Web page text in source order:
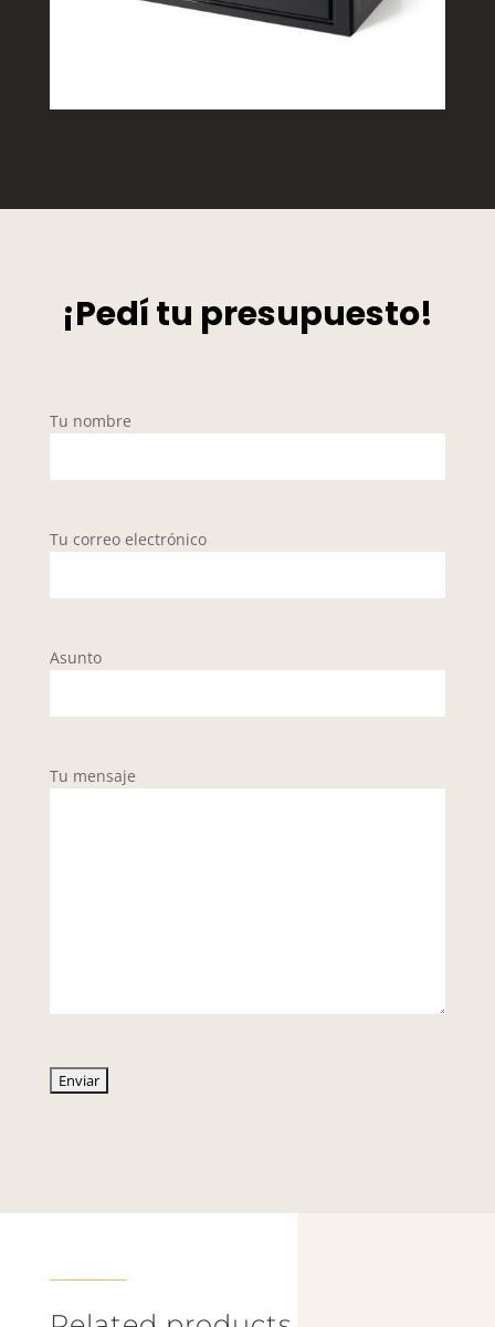
¡Pedí tu presupuesto!
Tu nombre
Tu correo electrónico
Asunto
Tu mensaje